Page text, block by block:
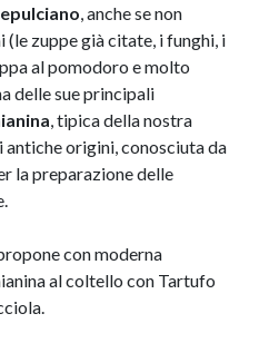
, anche se non
zuppe già citate, i funghi, i
al pomodoro e molto
delle sue principali
, tipica della nostra
antiche origini, conosciuta da
la preparazione delle
con moderna
al coltello con Tartufo